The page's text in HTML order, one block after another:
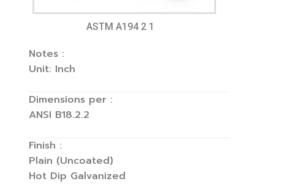
ASTM A194 2 1
Notes :
Unit: Inch
Dimensions per :
ANSI B18.2.2
Finish :
Plain (Uncoated)
Hot Dip Galvanized